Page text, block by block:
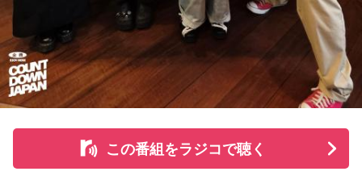
（左から）たかはしほのかさん、海さん
◆新曲「コニファー」に込めた想い
遠山：リーガルリリーは、7月11日（土）に新曲「コニファ
ー」を配信リリースしました。おめでとうございます。
ほのか・海：ありがとうございます。
この番組をラジコで聴く